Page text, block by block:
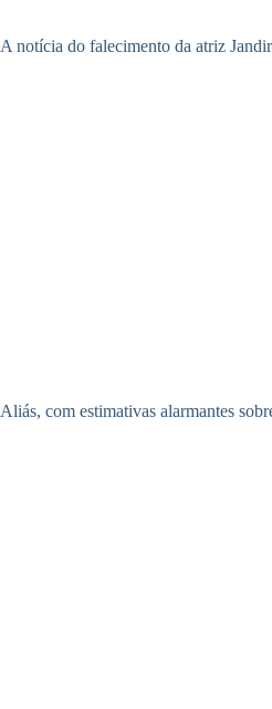
A notícia do falecimento da atriz
Aliás, com estimativas alarmantes